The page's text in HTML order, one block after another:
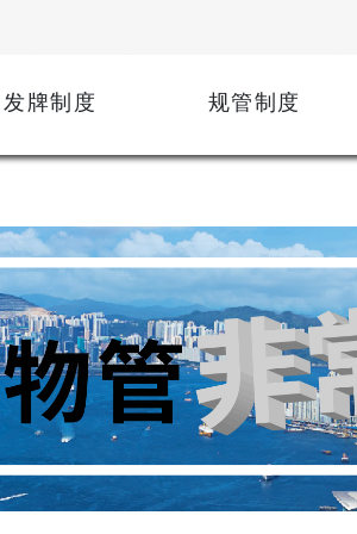
发牌制度 规管制度